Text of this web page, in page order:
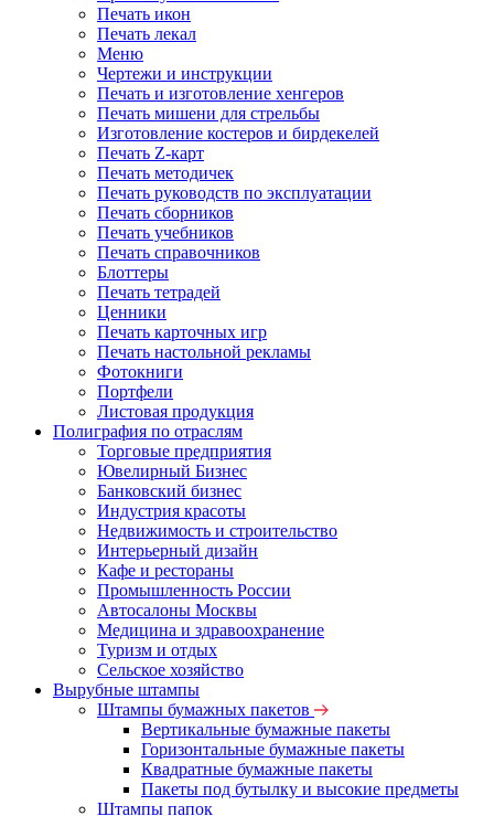
Печать икон
Печать лекал
Меню
Чертежи и инструкции
Печать и изготовление хенгеров
Печать мишени для стрельбы
Изготовление костеров и бирдекелей
Печать Z-карт
Печать методичек
Печать руководств по эксплуатации
Печать сборников
Печать учебников
Печать справочников
Блоттеры
Печать тетрадей
Ценники
Печать карточных игр
Печать настольной рекламы
Фотокниги
Портфели
Листовая продукция
Полиграфия по отраслям
Торговые предприятия
Ювелирный Бизнес
Банковский бизнес
Индустрия красоты
Недвижимость и строительство
Интерьерный дизайн
Кафе и рестораны
Промышленность России
Автосалоны Москвы
Медицина и здравоохранение
Туризм и отдых
Сельское хозяйство
Вырубные штампы
Штампы бумажных пакетов
Вертикальные бумажные пакеты
Горизонтальные бумажные пакеты
Квадратные бумажные пакеты
Пакеты под бутылку и высокие предметы
Штампы папок